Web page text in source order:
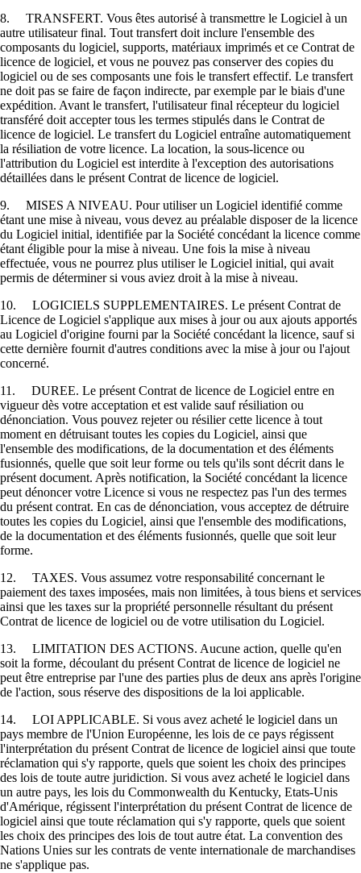
8. TRANSFERT. Vous êtes autorisé à transmettre le Logiciel à un
autre utilisateur final. Tout transfert doit inclure l'ensemble des
composants du logiciel, supports, matériaux imprimés et ce Contrat de
licence de logiciel, et vous ne pouvez pas conserver des copies du
logiciel ou de ses composants une fois le transfert effectif. Le transfert
ne doit pas se faire de façon indirecte, par exemple par le biais d'une
expédition. Avant le transfert, l'utilisateur final récepteur du logiciel
transféré doit accepter tous les termes stipulés dans le Contrat de
licence de logiciel. Le transfert du Logiciel entraîne automatiquement
la résiliation de votre licence. La location, la sous-licence ou
l'attribution du Logiciel est interdite à l'exception des autorisations
détaillées dans le présent Contrat de licence de logiciel.
9. MISES A NIVEAU. Pour utiliser un Logiciel identifié comme
étant une mise à niveau, vous devez au préalable disposer de la licence
du Logiciel initial, identifiée par la Société concédant la licence comme
étant éligible pour la mise à niveau. Une fois la mise à niveau
effectuée, vous ne pourrez plus utiliser le Logiciel initial, qui avait
permis de déterminer si vous aviez droit à la mise à niveau.
10. LOGICIELS SUPPLEMENTAIRES. Le présent Contrat de
Licence de Logiciel s'applique aux mises à jour ou aux ajouts apportés
au Logiciel d'origine fourni par la Société concédant la licence, sauf si
cette dernière fournit d'autres conditions avec la mise à jour ou l'ajout
concerné.
11. DUREE. Le présent Contrat de licence de Logiciel entre en
vigueur dès votre acceptation et est valide sauf résiliation ou
dénonciation. Vous pouvez rejeter ou résilier cette licence à tout
moment en détruisant toutes les copies du Logiciel, ainsi que
l'ensemble des modifications, de la documentation et des éléments
fusionnés, quelle que soit leur forme ou tels qu'ils sont décrit dans le
présent document. Après notification, la Société concédant la licence
peut dénoncer votre Licence si vous ne respectez pas l'un des termes
du présent contrat. En cas de dénonciation, vous acceptez de détruire
toutes les copies du Logiciel, ainsi que l'ensemble des modifications,
de la documentation et des éléments fusionnés, quelle que soit leur
forme.
12. TAXES. Vous assumez votre responsabilité concernant le
paiement des taxes imposées, mais non limitées, à tous biens et services
ainsi que les taxes sur la propriété personnelle résultant du présent
Contrat de licence de logiciel ou de votre utilisation du Logiciel.
13. LIMITATION DES ACTIONS. Aucune action, quelle qu'en
soit la forme, découlant du présent Contrat de licence de logiciel ne
peut être entreprise par l'une des parties plus de deux ans après l'origine
de l'action, sous réserve des dispositions de la loi applicable.
14. LOI APPLICABLE. Si vous avez acheté le logiciel dans un
pays membre de l'Union Européenne, les lois de ce pays régissent
l'interprétation du présent Contrat de licence de logiciel ainsi que toute
réclamation qui s'y rapporte, quels que soient les choix des principes
des lois de toute autre juridiction. Si vous avez acheté le logiciel dans
un autre pays, les lois du Commonwealth du Kentucky, Etats-Unis
d'Amérique, régissent l'interprétation du présent Contrat de licence de
logiciel ainsi que toute réclamation qui s'y rapporte, quels que soient
les choix des principes des lois de tout autre état. La convention des
Nations Unies sur les contrats de vente internationale de marchandises
ne s'applique pas.